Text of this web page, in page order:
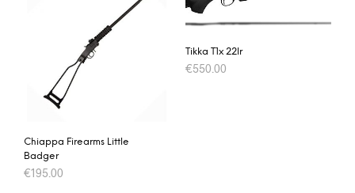
Chiappa Firearms Little
Badger
€195.00
Tikka T1x 22lr
€550.00